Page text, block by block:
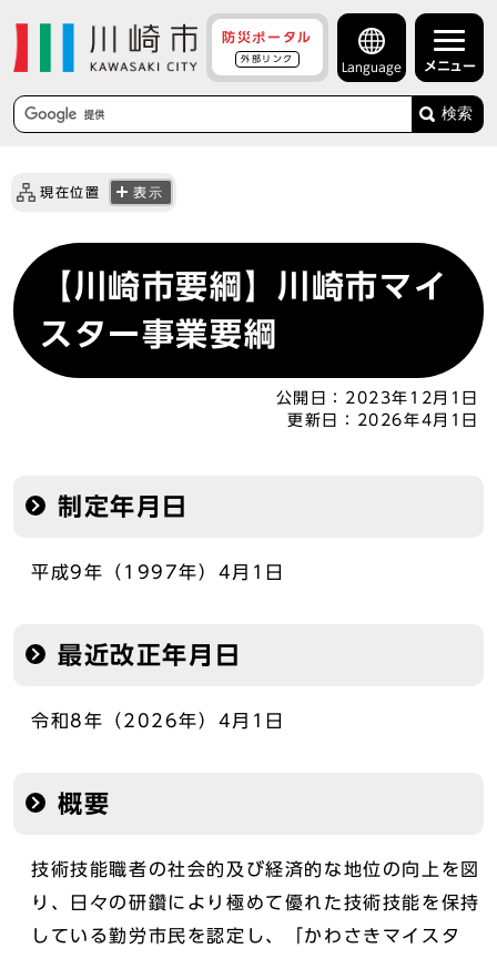
防災ポータル
外部リンク
Language メニュー
検索
現在位置 表示
【川崎市要綱】川崎市マイ
スター事業要綱
公開日： 2023年12月1日
更新日：
2026年4月1日
制定年月日
平成9年（1997年）4月1日
最近改正年月日
令和8年（2026年）4月1日
概要
技術技能職者の社会的及び経済的な地位の向上を図
り、日々の研鑽により極めて優れた技術技能を保持
している勤労市民を認定し、「かわさきマイスタ